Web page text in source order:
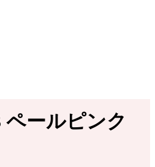
ールピンク